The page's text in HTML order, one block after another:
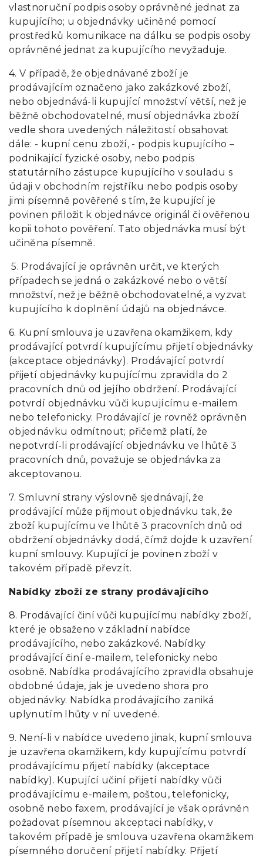
vlastnoruční podpis osoby oprávněné jednat za
kupujícího; u objednávky učiněné pomocí
prostředků komunikace na dálku se podpis osoby
oprávněné jednat za kupujícího nevyžaduje.
4. V případě, že objednávané zboží je
prodávajícím označeno jako zakázkové zboží,
nebo objednává-li kupující množství větší, než je
běžně obchodovatelné, musí objednávka zboží
vedle shora uvedených náležitostí obsahovat
dále: - kupní cenu zboží, - podpis kupujícího –
podnikající fyzické osoby, nebo podpis
statutárního zástupce kupujícího v souladu s
údaji v obchodním rejstříku nebo podpis osoby
jimi písemně pověřené s tím, že kupující je
povinen přiložit k objednávce originál či ověřenou
kopii tohoto pověření. Tato objednávka musí být
učiněna písemně.
5. Prodávající je oprávněn určit, ve kterých
případech se jedná o zakázkové nebo o větší
množství, než je běžně obchodovatelné, a vyzvat
kupujícího k doplnění údajů na objednávce.
6. Kupní smlouva je uzavřena okamžikem, kdy
prodávající potvrdí kupujícímu přijetí objednávky
(akceptace objednávky). Prodávající potvrdí
přijetí objednávky kupujícímu zpravidla do 2
pracovních dnů od jejího obdržení. Prodávající
potvrdí objednávku vůči kupujícímu e-mailem
nebo telefonicky. Prodávající je rovněž oprávněn
objednávku odmítnout; přičemž platí, že
nepotvrdí-li prodávající objednávku ve lhůtě 3
pracovních dnů, považuje se objednávka za
akceptovanou.
7. Smluvní strany výslovně sjednávají, že
prodávající může přijmout objednávku tak, že
zboží kupujícímu ve lhůtě 3 pracovních dnů od
obdržení objednávky dodá, čímž dojde k uzavření
kupní smlouvy. Kupující je povinen zboží v
takovém případě převzít.
Nabídky zboží ze strany prodávajícího
8. Prodávající činí vůči kupujícímu nabídky zboží,
které je obsaženo v základní nabídce
prodávajícího, nebo zakázkové. Nabídky
prodávající činí e-mailem, telefonicky nebo
osobně. Nabídka prodávajícího zpravidla obsahuje
obdobné údaje, jak je uvedeno shora pro
objednávky. Nabídka prodávajícího zaniká
uplynutím lhůty v ní uvedené.
9. Není-li v nabídce uvedeno jinak, kupní smlouva
je uzavřena okamžikem, kdy kupujícímu potvrdí
prodávajícímu přijetí nabídky (akceptace
nabídky). Kupující učiní přijetí nabídky vůči
prodávajícímu e-mailem, poštou, telefonicky,
osobně nebo faxem, prodávající je však oprávněn
požadovat písemnou akceptaci nabídky, v
takovém případě je smlouva uzavřena okamžikem
písemného doručení přijetí nabídky. Přijetí